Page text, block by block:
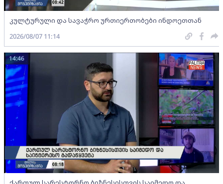
კულტურული და სავაჭრო ურთიერთობები ინდოეთთან
2026/08/07 11:14
14:46